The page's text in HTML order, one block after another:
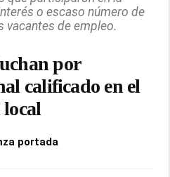
o escaso número de
vacantes de empleo.
por
calificado en el
portada